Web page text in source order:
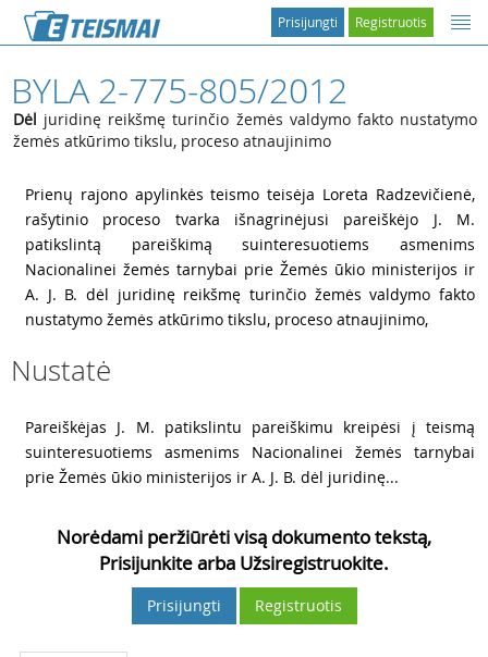
Registruotis
Prisijungti
BYLA 2-775-805/2012
Dėl juridinę reikšmę turinčio žemės valdymo fakto nustatymo
žemės atkūrimo tikslu, proceso atnaujinimo
Prienų rajono apylinkės teismo teisėja Loreta Radzevičienė,
rašytinio proceso tvarka išnagrinėjusi pareiškėjo J. M.
patikslintą pareiškimą suinteresuotiems asmenims
Nacionalinei žemės tarnybai prie Žemės ūkio ministerijos ir
A. J. B. dėl juridinę reikšmę turinčio žemės valdymo fakto
nustatymo žemės atkūrimo tikslu, proceso atnaujinimo,
Nustatė
Pareiškėjas J. M. patikslintu pareiškimu kreipėsi į teismą
suinteresuotiems asmenims Nacionalinei žemės tarnybai
prie Žemės ūkio ministerijos ir A. J. B. dėl juridinę...
Norėdami peržiūrėti visą dokumento tekstą,
Prisijunkite arba Užsiregistruokite.
Prisijungti Registruotis